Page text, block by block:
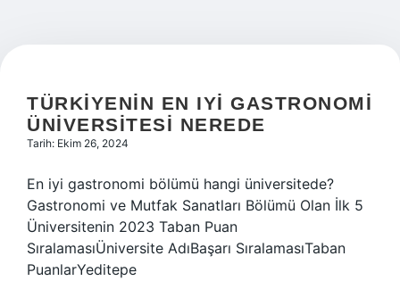
TÜRKIYENIN EN IYI GASTRONOMI
ÜNIVERSITESI NEREDE
Tarih: Ekim 26, 2024
En iyi gastronomi bölümü hangi üniversitede?
Gastronomi ve Mutfak Sanatları Bölümü Olan İlk 5
Üniversitenin 2023 Taban Puan
SıralamasıÜniversite AdıBaşarı SıralamasıTaban
PuanlarYeditepe